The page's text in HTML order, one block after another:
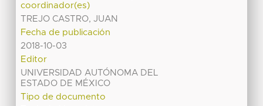
coordinador(es)
TREJO CASTRO, JUAN
Fecha de publicación
2018-10-03
Editor
UNIVERSIDAD AUTÓNOMA DEL
ESTADO DE MÉXICO
Tipo de documento